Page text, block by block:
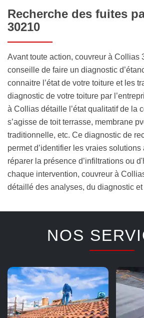
Recherche des fuites
30210
Avant toute action, couvreur à Collias
conseille de faire un diagnostic
connaitre l’état de votre toiture et les
diagnostic de votre toiture par
à Collias détaille l’état qualitatif de la
s’agisse de toit terrasse, membrane
traditionnelle, etc. Ce diagnostic de
permet d’identifier les vraies solutions
réparer la présence d’infiltrations ou
chaque intervention, couvreur à
détaillé des analyses, du diagnostic
NOS